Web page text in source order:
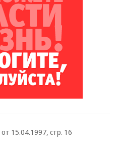
от 15.04.1997, стр. 16